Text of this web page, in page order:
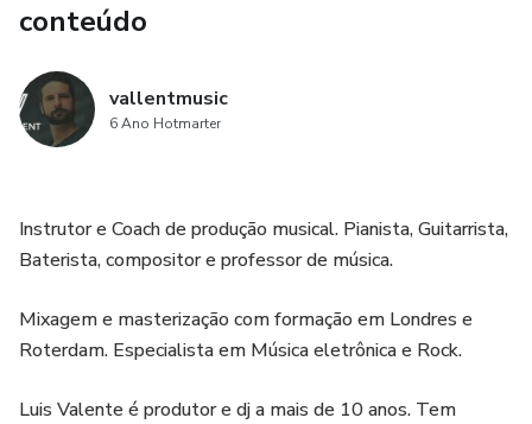
conteúdo
vallentmusic
6 Ano Hotmarter
Instrutor e Coach de produção musical. Pianista, Guitarrista,
Baterista, compositor e professor de música.
Mixagem e masterização com formação em Londres e
Roterdam. Especialista em Música eletrônica e Rock.
Luis Valente é produtor e dj a mais de 10 anos. Tem